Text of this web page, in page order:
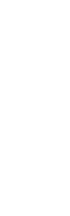
록 추가 서비스
동으로 실행됩니